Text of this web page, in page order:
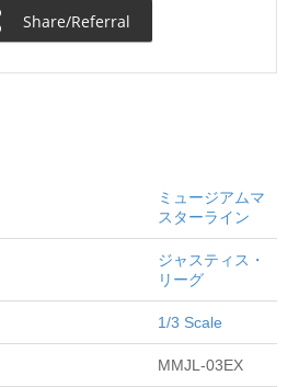
Share/Referral
ミュージアムマ
スターライン
ジャスティス・
リーグ
1/3 Scale
MMJL-03EX